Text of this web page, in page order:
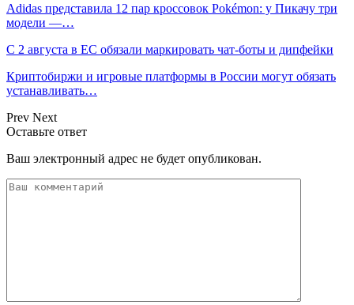
Adidas представила 12 пар кроссовок Pokémon: у Пикачу три
модели —…
С 2 августа в ЕС обязали маркировать чат-боты и дипфейки
Криптобиржи и игровые платформы в России могут обязать
устанавливать…
Prev Next
Оставьте ответ
Ваш электронный адрес не будет опубликован.